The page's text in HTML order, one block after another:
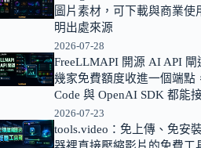
圖片素材，可下載與商業使
明出處來源
2026-07-28
FreeLLMAPI 開源 AI API 閘
幾家免費額度收進一個端點
Code 與 OpenAI SDK 都能
2026-07-23
tools.video：免上傳、免安